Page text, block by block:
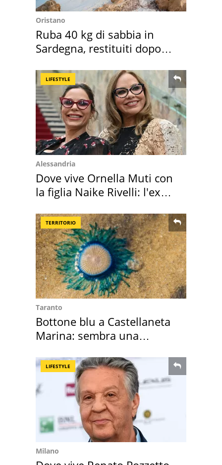
Oristano
Ruba 40 kg di sabbia in
Sardegna, restituiti dopo
LIFESTYLE
Alessandria
Dove vive Ornella Muti con
la figlia Naike Rivelli: l'ex
TERRITORIO
Taranto
Bottone blu a Castellaneta
Marina: sembra una
LIFESTYLE
Milano